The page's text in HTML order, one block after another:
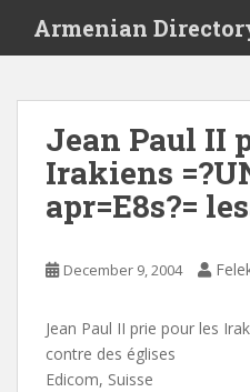
i
Armenian
Jean Paul II
Irakiens
apr=E8s?=
December 9, 2004
Jean Paul II prie pour les
contre des églises
Edicom, Suisse